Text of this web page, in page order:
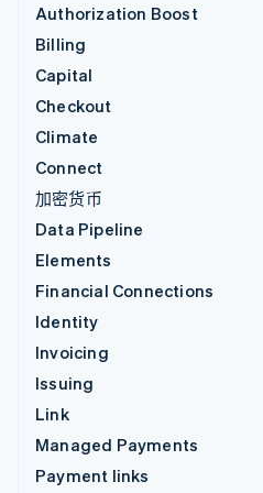
Authorization Boost
Billing
Capital
Checkout
Climate
Connect
加密货币
Data Pipeline
Elements
Financial Connections
Identity
Invoicing
Issuing
Link
Managed Payments
Payment links